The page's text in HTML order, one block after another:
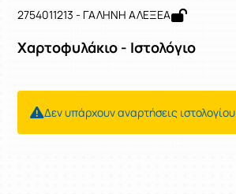
2754011213 - ΓΑΛΗΝΗ ΑΛΕΞΕΑ
Χαρτοφυλάκιο - Ιστολόγιο
Δεν υπάρχουν αναρτήσεις ιστολογίου